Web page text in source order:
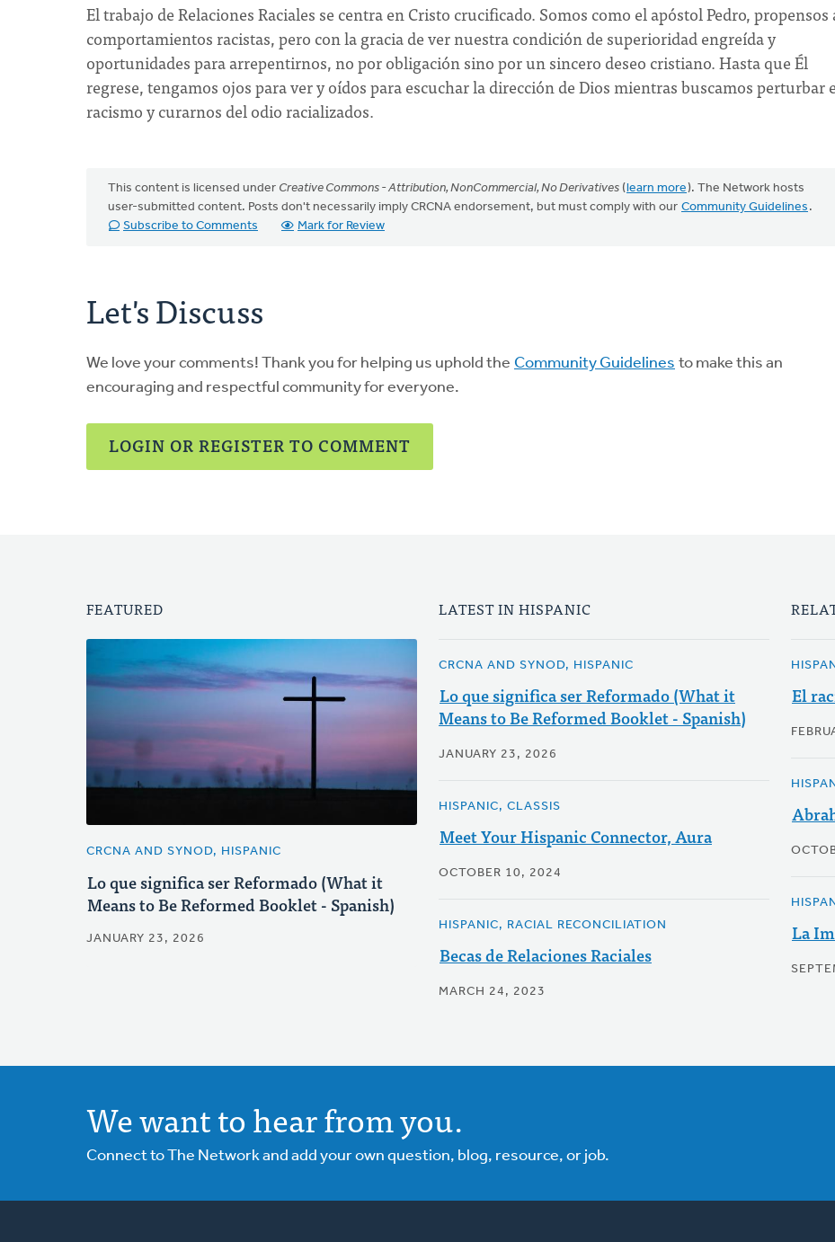
El trabajo de Relaciones Raciales se centra en Cristo crucificado. Somos como el apóstol Pedro, propensos
comportamientos racistas, pero con la gracia de ver nuestra condición de superioridad engreída y
oportunidades para arrepentirnos, no por obligación sino por un sincero deseo cristiano. Hasta que Él
regrese, tengamos ojos para ver y oídos para escuchar la dirección de Dios mientras buscamos perturbar
racismo y curarnos del odio racializados.
This content is licensed under Creative Commons - Attribution, NonCommercial, No Derivatives (learn more). The Network hosts
user-submitted content. Posts don't necessarily imply CRCNA endorsement, but must comply with our Community Guidelines .
Subscribe to Comments
Mark for Review
Let's Discuss
We love your comments! Thank you for helping us uphold the Community Guidelines to make this an
encouraging and respectful community for everyone.
LOGIN OR REGISTER TO COMMENT
FEATURED
CRCNA AND SYNOD, HISPANIC
Lo que significa ser Reformado (What it
Means to Be Reformed Booklet - Spanish)
JANUARY 23, 2026
LATEST IN HISPANIC
CRCNA AND SYNOD, HISPANIC
Lo que significa ser Reformado (What it
Means to Be Reformed Booklet - Spanish)
JANUARY 23, 2026
HISPANIC, CLASSIS
Meet Your Hispanic Connector, Aura
OCTOBER 10, 2024
HISPANIC, RACIAL RECONCILIATION
Becas de Relaciones Raciales
MARCH 24, 2023
El
La
We want to hear from you.
Connect to The Network and add your own question, blog, resource, or job.